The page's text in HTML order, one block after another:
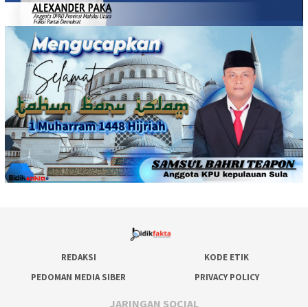
REDAKSI
KODE ETIK
PEDOMAN MEDIA SIBER
PRIVACY POLICY
JARINGAN SOCIAL